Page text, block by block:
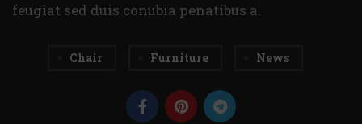
feugiat sed duis conubia penatibus a.
Chair Furniture News